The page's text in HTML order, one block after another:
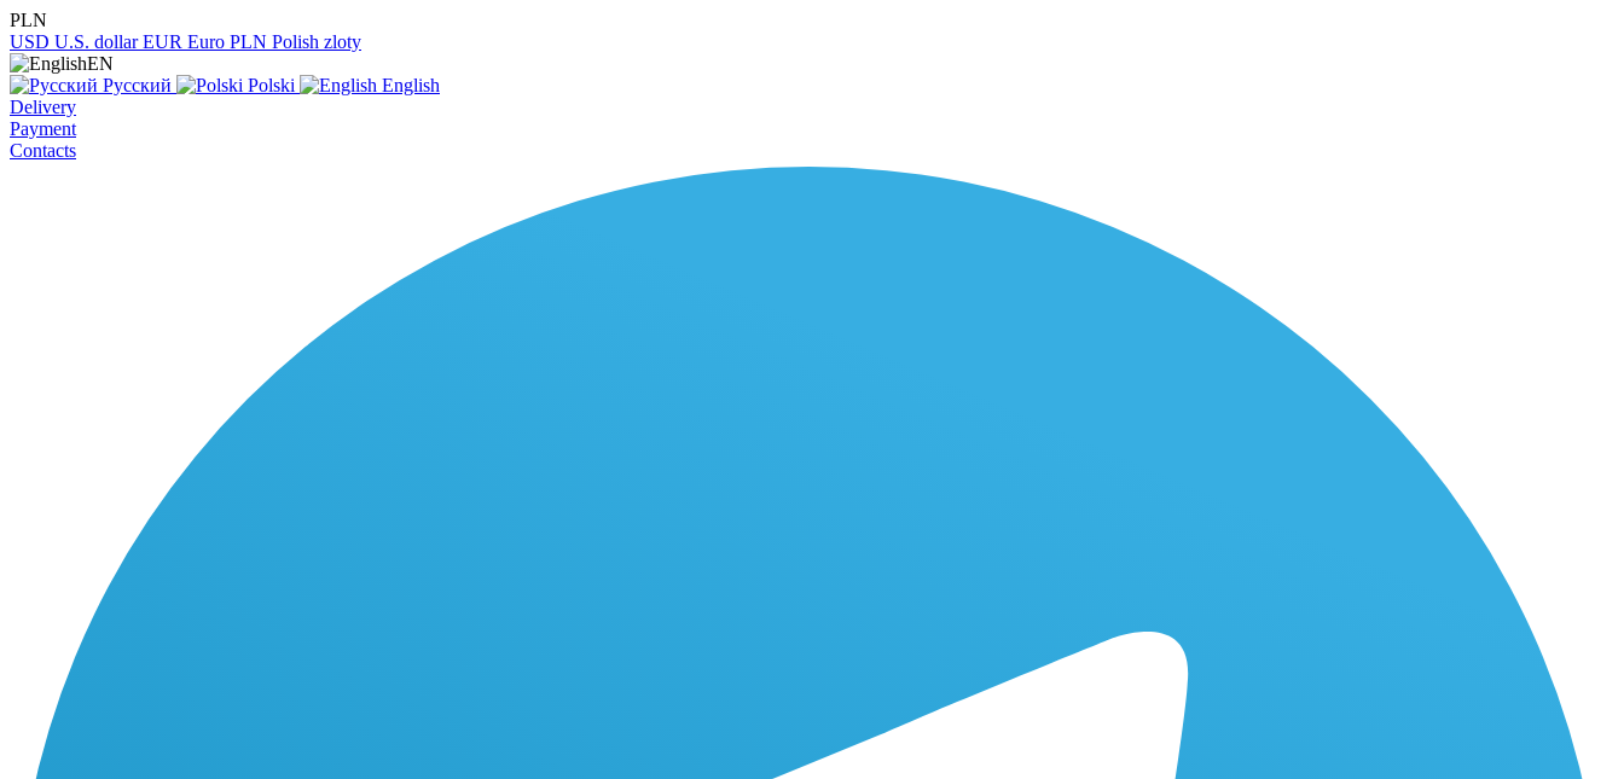
PLN
USD U.S. dollar EUR Euro PLN Polish zloty
EN
Русский
Polski
English
Delivery
Payment
Contacts